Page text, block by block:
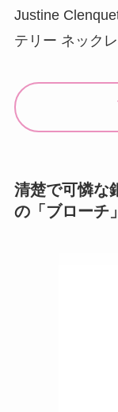
Justine
テリー ネック
清楚で可憐な
の「ブローチ」